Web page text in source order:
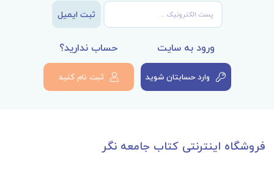
ثبت ایمیل
ورود به سایت
وارد حسابتان شوید
حساب ندارید؟
ثبت نام کنید
فروشگاه اینترنتی کتاب جامعه نگر